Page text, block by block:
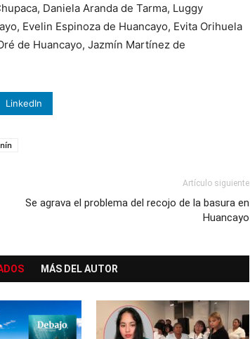
Daniela Aranda de Tarma, Luggy
Evelin Espinoza de Huancayo, Evita Orihuela
de Huancayo, Jazmín Martínez de
LinkedIn
Artículo siguiente
Se agrava el problema del recojo de la basura en
Huancayo
MÁS DEL AUTOR